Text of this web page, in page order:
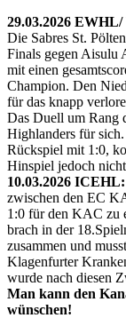
29.03.2026 EWHL/
Die Sabres St.
Finals gegen Aisulu
mit einen
Champion. Den
für das knapp
Das Duell um Rang
Highlanders für
Rückspiel mit 1:0,
Hinspiel jedoch
10.03.2026 ICEHL:
zwischen den EC
1:0 für den KAC zu
brach in der
zusammen und
Klagenfurter
wurde nach diesen
Man kann den
wünschen!